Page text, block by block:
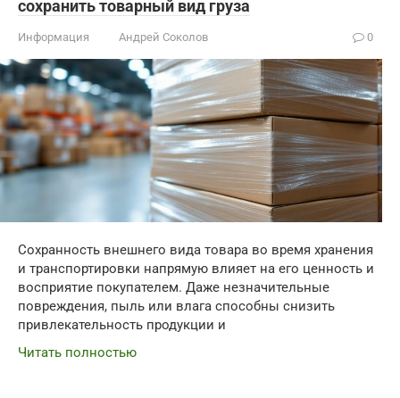
сохранить товарный вид груза
Информация Андрей Соколов 0
Сохранность внешнего вида товара во время хранения
и транспортировки напрямую влияет на его ценность и
восприятие покупателем. Даже незначительные
повреждения, пыль или влага способны снизить
привлекательность продукции и
Читать полностью